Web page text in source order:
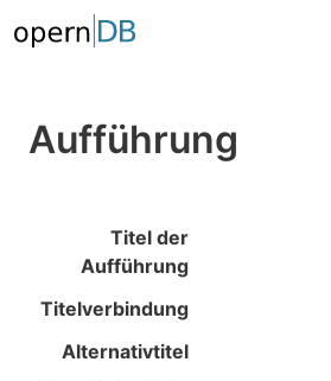
Aufführung
Titel der
Aufführung
Titelverbindung
Alternativtitel